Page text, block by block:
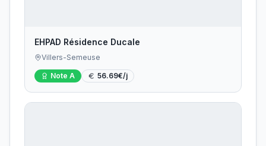
EHPAD Résidence Ducale
Villers-Semeuse
Note A 56.69€/j